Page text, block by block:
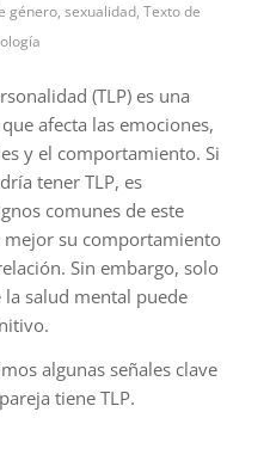
género, sexualidad, Texto de
(TLP) es una
afecta las emociones,
y el comportamiento. Si
tener TLP, es
comunes de este
su comportamiento
Sin embargo, solo
salud mental puede
algunas señales clave
tiene TLP.